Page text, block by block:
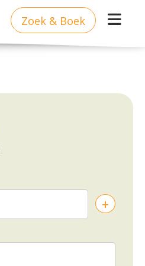
Zoek & Boek
+